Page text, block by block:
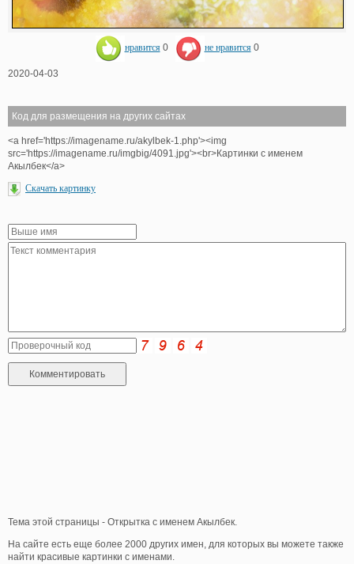
нравится 0 не нравится 0
2020-04-03
Код для размещения на других сайтах
<a href='https://imagename.ru/akylbek-1.php'><img
src='https://imagename.ru/imgbig/4091.jpg'><br>Картинки с именем
Акылбек</a>
Скачать картинку
Тема этой страницы - Открытка с именем Акылбек.
На сайте есть еще более 2000 других имен, для которых вы можете также
найти красивые картинки с именами.